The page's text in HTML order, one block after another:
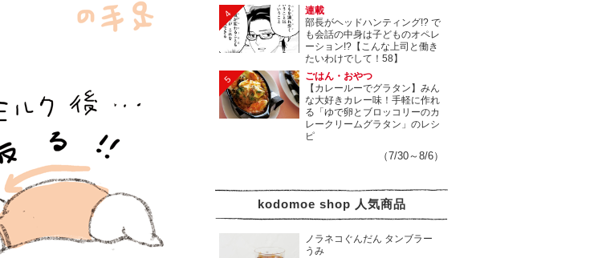
4
連載
部長がヘッドハンティング!? で
も会話の中身は子どものオペレ
ーション!?【こんな上司と働き
たいわけでして！58】
5
ごはん・おやつ
【カレールーでグラタン】みん
な大好きカレー味！手軽に作れ
る「ゆで卵とブロッコリーのカ
レークリームグラタン」のレシ
ピ
（7/30～8/6）
kodomoe shop 人気商品
ノラネコぐんだん タンブラー
うみ